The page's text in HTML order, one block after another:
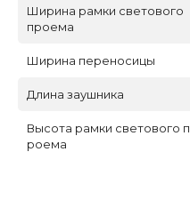
Ширина рамки светового
проема
Ширина переносицы
Длина заушника
Высота рамки светового п
роема